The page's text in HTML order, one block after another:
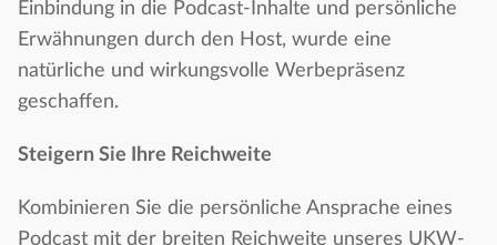
Einbindung in die Podcast-Inhalte und persönliche
Erwähnungen durch den Host, wurde eine
natürliche und wirkungsvolle Werbepräsenz
geschaffen.
Steigern Sie Ihre Reichweite
Kombinieren Sie die persönliche Ansprache eines
Podcast mit der breiten Reichweite unseres UKW-